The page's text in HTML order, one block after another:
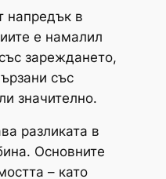
напредък в
е намалил
зареждането,
със
значително.
разликата в
Основните
– като